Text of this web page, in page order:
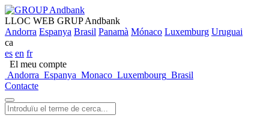
LLOC WEB GRUP Andbank
Andorra Espanya Brasil Panamà Mónaco Luxemburg Uruguai
ca
es en fr
El meu compte
Andorra Espanya Monaco Luxembourg Brasil
Contacte